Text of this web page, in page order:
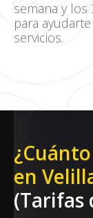
semana y los
para
servicios.
en
(Tarifas